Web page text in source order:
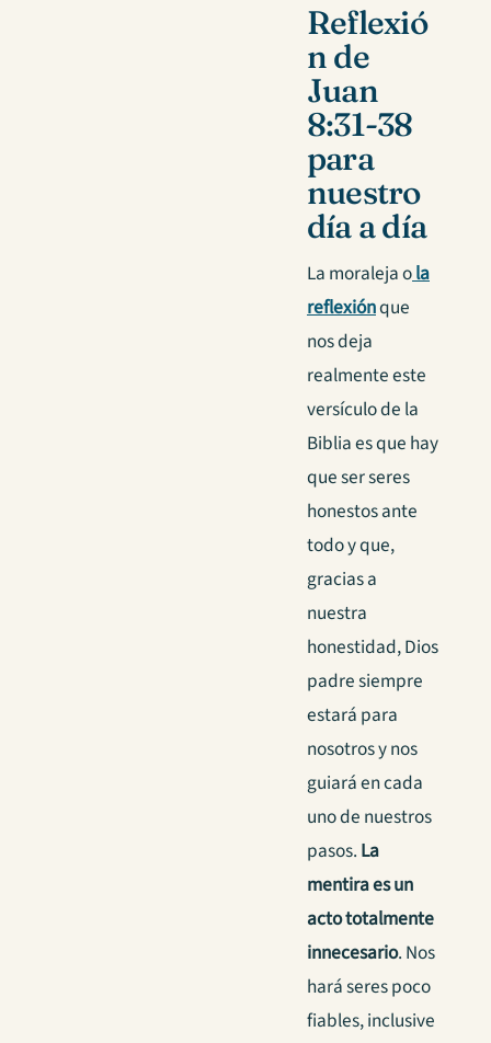
Reflexió
n de
Juan
8:31-38
para
nuestro
día a día
La moraleja ola
reflexiónque
nos deja
realmente este
versículo de la
Biblia es que hay
que ser seres
honestos ante
todo y que,
gracias a
nuestra
honestidad, Dios
padre siempre
estará para
nosotros y nos
guiará en cada
uno de nuestros
pasos. La
mentira es un
acto totalmente
innecesario. Nos
hará seres poco
fiables, inclusive